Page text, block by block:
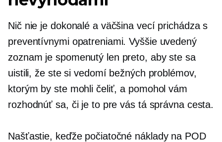
Nič nie je dokonalé a väčšina vecí prichádza s
preventívnymi opatreniami. Vyššie uvedený
zoznam je spomenutý len preto, aby ste sa
uistili, že ste si vedomí bežných problémov,
ktorým by ste mohli čeliť, a pomohol vám
rozhodnúť sa, či je to pre vás tá správna cesta.
Našťastie, keďže počiatočné náklady na POD